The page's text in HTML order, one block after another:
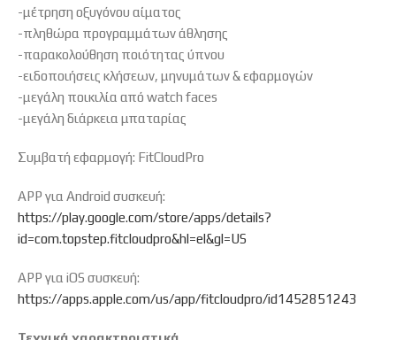
-μέτρηση οξυγόνου αίματος
-πληθώρα προγραμμάτων άθλησης
-παρακολούθηση ποιότητας ύπνου
-ειδοποιήσεις κλήσεων, μηνυμάτων & εφαρμογών
-μεγάλη ποικιλία από watch faces
-μεγάλη διάρκεια μπαταρίας
Συμβατή εφαρμογή: FitCloudPro
APP για Android συσκευή:
https://play.google.com/store/apps/details?
id=com.topstep.fitcloudpro&hl=el&gl=US
APP για iOS συσκευή:
https://apps.apple.com/us/app/fitcloudpro/id1452851243